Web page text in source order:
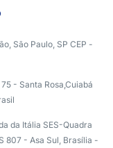
São Paulo, SP CEP -
- Santa Rosa,Cuiabá
da Itália SES-Quadra
807 - Asa Sul, Brasília -